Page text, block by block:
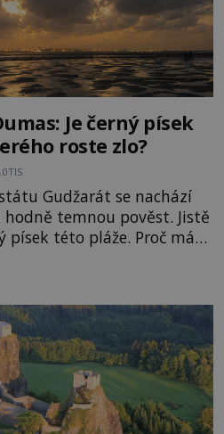
Je černý písek
roste zlo?
Gudžarát se nachází
temnou pověst. Jistě
této pláže. Proč má
jsou
došlo k nevysvětlitelným
na pláž Dumas ve městě